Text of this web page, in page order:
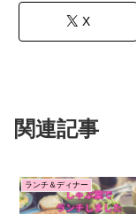
X
関連記事
ランチ＆ディナー